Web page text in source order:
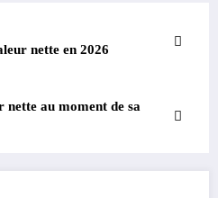
nette en 2026
nette au moment de sa